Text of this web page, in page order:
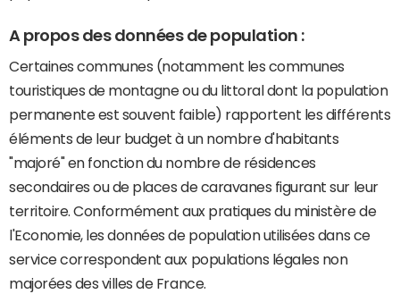
A propos des données de population :
Certaines communes (notamment les communes
touristiques de montagne ou du littoral dont la population
permanente est souvent faible) rapportent les différents
éléments de leur budget à un nombre d'habitants
"majoré" en fonction du nombre de résidences
secondaires ou de places de caravanes figurant sur leur
territoire. Conformément aux pratiques du ministère de
l'Economie, les données de population utilisées dans ce
service correspondent aux populations légales non
majorées des villes de France.